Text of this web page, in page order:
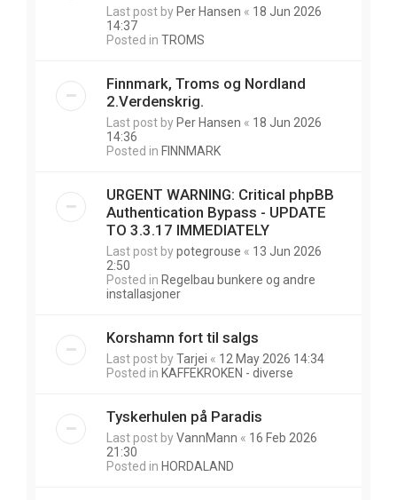
Last post by Per Hansen « 18 Jun 2026
14:37
Posted in TROMS
Finnmark, Troms og Nordland
2.Verdenskrig.
Last post by Per Hansen « 18 Jun 2026
14:36
Posted in FINNMARK
URGENT WARNING: Critical phpBB
Authentication Bypass - UPDATE
TO 3.3.17 IMMEDIATELY
Last post bypotegrouse « 13 Jun 2026
2:50
Posted in Regelbau bunkere og andre
installasjoner
Korshamn fort til salgs
Last post byTarjei « 12 May 2026 14:34
Posted in KAFFEKROKEN - diverse
Tyskerhulen på Paradis
Last post byVannMann « 16 Feb 2026
21:30
Posted in HORDALAND